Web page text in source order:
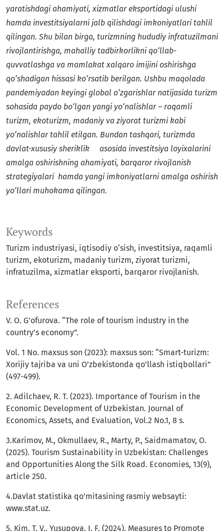
Keywords
Turizm industriyasi, iqtisodiy o‘sish, investitsiya, raqamli
turizm, ekoturizm, madaniy turizm, ziyorat turizmi,
infratuzilma, xizmatlar eksporti, barqaror rivojlanish.
yaratishdagi ahamiyati, xizmatlar eksportidagi ulushi
hamda investitsiyalarni jalb qilishdagi imkoniyatlari tahlil
qilingan. Shu bilan birga, turizmning hududiy infratuzilmani
rivojlantirishga, mahalliy tadbirkorlikni qo‘llab-
quvvatlashga va mamlakat xalqaro imijini oshirishga
qo‘shadigan hissasi ko‘rsatib berilgan. Ushbu maqolada
pandemiyadan keyingi global o‘zgarishlar natijasida turizm
sohasida paydo bo‘lgan yangi yo‘nalishlar – raqamli
turizm, ekoturizm, madaniy va ziyorat turizmi kabi
yo‘nalishlar tahlil etilgan. Bundan tashqari, turizmda
davlat-xususiy sheriklik asosida investitsiya loyixalarini
amalga oshirishning ahamiyati, barqaror rivojlanish
strategiyalari hamda yangi imkoniyatlarni amalga oshirish
yo‘llari muhokama qilingan.
References
V. O. G’ofurova. “The role of tourism industry in the
country’s economy”.
Vol. 1 No. maxsus son (2023): maxsus son: “Smart-turizm:
Xorijiy tajriba va uni O’zbekistonda qo’llash istiqbollari”
(497-499).
2. Adilchaev, R. T. (2023). Importance of Tourism in the
Economic Development of Uzbekistan. Journal of
Economics, Assets, and Evaluation, Vol.2 No.1, 8 s.
3.Karimov, M., Okmullaev, R., Marty, P., Saidmamatov, O.
(2025). Tourism Sustainability in Uzbekistan: Challenges
and Opportunities Along the Silk Road. Economies, 13(9),
article 250.
4.Davlat statistika qo’mitasining rasmiy websayti:
www.stat.uz.
5. Kim, T. V., Yusupova, I. F. (2024). Measures to Promote